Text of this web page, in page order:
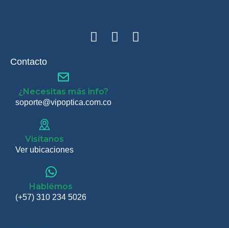
Contacto
¿Necesitas más info?
soporte@vipoptica.com.co
Visítanos
Ver ubicaciones
Hablémos
(+57) 310 234 5026